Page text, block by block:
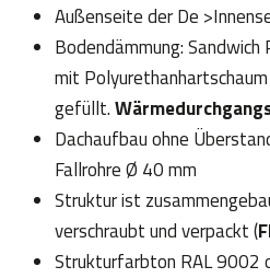
Außenseite der De
Bodendämmung:
mit Polyurethanhartschaum
gefüllt.
Dachaufbau ohne
Fallrohre Ø 40 mm
Struktur ist
verschraubt und verpackt (
Strukturfarbton RAL 9002